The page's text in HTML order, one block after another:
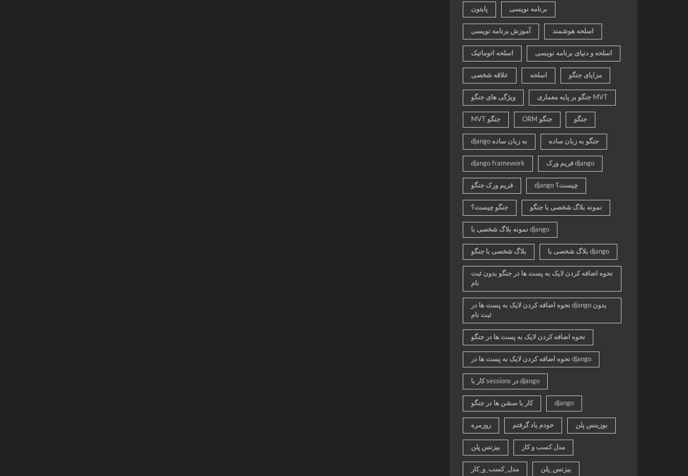
پایتون برنامه نویسی
آموزش برنامه نویسی اسلحه هوشمند
اسلحه اتوماتیک اسلحه و دنیای برنامه نویسی
علاقه شخصی اسلحه مزایای جنگو
ویژگی های جنگو جنگو بر پایه معماری MVT
MVT جنگو ORM جنگو جنگو
django به زبان ساده جنگو به زبان ساده
django framework فریم ورک django
فریم ورک جنگو django چیست؟
جنگو چیست؟ نمونه بلاگ شخصی با جنگو
نمونه بلاگ شخصی با django
بلاگ شخصی با جنگو بلاگ شخصی با django
نحوه اضافه کردن لایک به پست ها در جنگو بدون ثبت
نام
نحوه اضافه کردن لایک به پست ها در django بدون
ثبت نام
نحوه اضافه کردن لایک به پست ها در جنگو
نحوه اضافه کردن لایک به پست ها در django
کار با sessions در django
کار با سشن ها در جنگو django
روزمره خودم یاد گرفتم بوزینس پلن
بیزنس پلن مدل کسب و کار
مدل_کسب_و_کار بیزنس_پلن